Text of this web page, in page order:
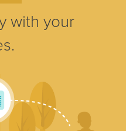
with your